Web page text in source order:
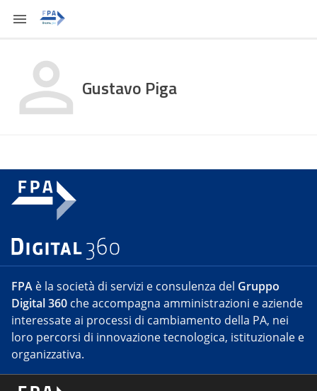
Gustavo Piga
FPA è la società di servizi e consulenza del Gruppo
Digital 360 che accompagna amministrazioni e aziende
interessate ai processi di cambiamento della PA, nei
loro percorsi di innovazione tecnologica, istituzionale e
organizzativa.